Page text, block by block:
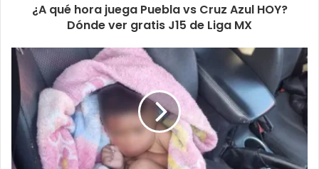
¿A qué hora juega Puebla vs Cruz Azul HOY?
Dónde ver gratis J15 de Liga MX